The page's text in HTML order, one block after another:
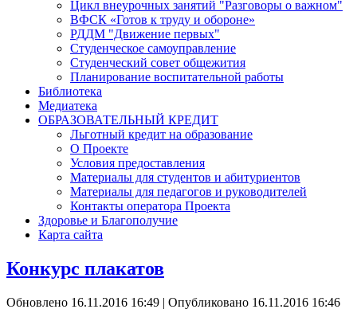
Цикл внеурочных занятий "Разговоры о важном"
ВФСК «Готов к труду и обороне»
РДДМ "Движение первых"
Студенческое самоуправление
Студенческий совет общежития
Планирование воспитательной работы
Библиотека
Медиатека
ОБРАЗОВАТЕЛЬНЫЙ КРЕДИТ
Льготный кредит на образование
О Проекте
Условия предоставления
Материалы для студентов и абитуриентов
Материалы для педагогов и руководителей
Контакты оператора Проекта
Здоровье и Благополучие
Карта сайта
Конкурс плакатов
Обновлено 16.11.2016 16:49 | Опубликовано 16.11.2016 16:46